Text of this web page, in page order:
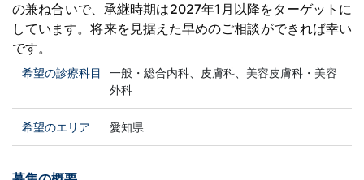
の兼ね合いで、承継時期は2027年1月以降をターゲットに
しています。将来を見据えた早めのご相談ができれば幸い
です。
希望の診療科目
一般・総合内科、皮膚科、美容皮膚科・美容
外科
希望のエリア 愛知県